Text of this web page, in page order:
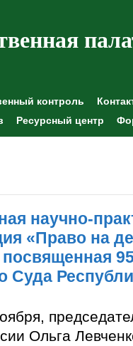
контроль
Ресурсный центр
научно-
«Право на
посвященная
Суда
Ольга